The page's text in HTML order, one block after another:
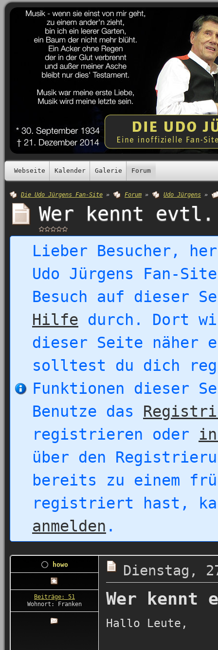
Webseite Kalender Galerie Forum
Die Udo Jürgens Fan-Site » Forum » Udo Jürgens »
Wer kennt
Lieber Besucher,
Udo Jürgens Fan-
Besuch auf
Hilfe durch. Dort
dieser Seite näher
solltest du dich
Funktionen dieser
Benutze das
registrieren oder
über den
bereits zu einem
registriert hast,
anmelden .
howo
Beiträge: 51
Wohnort: Franken
Dienstag,
Wer kennt
Hallo Leute,